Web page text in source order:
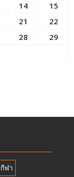
14
15
21
22
28
29
กีฬา